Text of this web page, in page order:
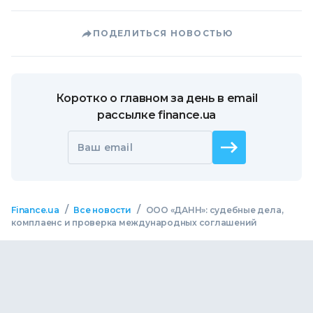
ПОДЕЛИТЬСЯ НОВОСТЬЮ
Коротко о главном за день в email
рассылке finance.ua
Ваш email
Finance.ua / Все новости /
ООО «ДАНН»: судебные дела,
комплаенс и проверка международных соглашений